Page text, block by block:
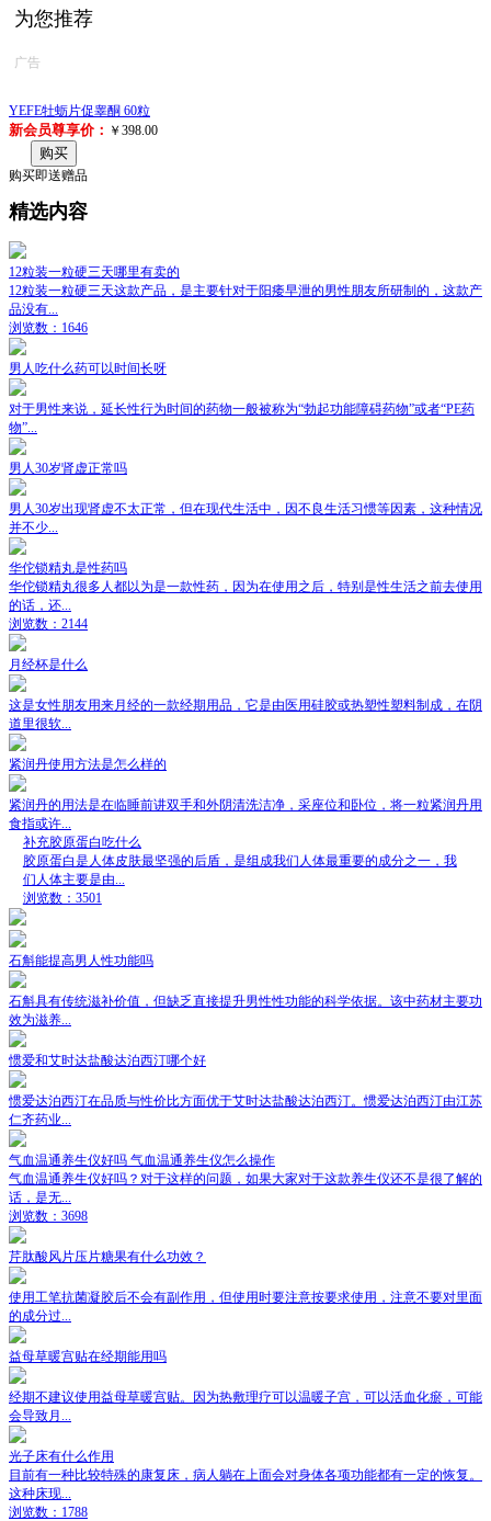
为您推荐
广告
YEFE牡蛎片促睾酮 60粒
新会员尊享价： ￥398.00
购买
购买即送赠品
精选内容
12粒装一粒硬三天哪里有卖的
12粒装一粒硬三天这款产品，是主要针对于阳痿早泄的男性朋友所研制的，这款产
品没有...
浏览数：1646
男人吃什么药可以时间长呀
对于男性来说，延长性行为时间的药物一般被称为“勃起功能障碍药物”或者“PE药
物”...
男人30岁肾虚正常吗
男人30岁出现肾虚不太正常，但在现代生活中，因不良生活习惯等因素，这种情况
并不少...
华佗锁精丸是性药吗
华佗锁精丸很多人都以为是一款性药，因为在使用之后，特别是性生活之前去使用
的话，还...
浏览数：2144
月经杯是什么
这是女性朋友用来月经的一款经期用品，它是由医用硅胶或热塑性塑料制成，在阴
道里很软...
紧润丹使用方法是怎么样的
紧润丹的用法是在临睡前讲双手和外阴清洗洁净，采座位和卧位，将一粒紧润丹用
食指或许...
补充胶原蛋白吃什么
胶原蛋白是人体皮肤最坚强的后盾，是组成我们人体最重要的成分之一，我
们人体主要是由...
浏览数：3501
石斛能提高男人性功能吗
石斛具有传统滋补价值，但缺乏直接提升男性性功能的科学依据。该中药材主要功
效为滋养...
惯爱和艾时达盐酸达泊西汀哪个好
惯爱达泊西汀在品质与性价比方面优于艾时达盐酸达泊西汀。惯爱达泊西汀由江苏
仁齐药业...
气血温通养生仪好吗 气血温通养生仪怎么操作
气血温通养生仪好吗？对于这样的问题，如果大家对于这款养生仪还不是很了解的
话，是无...
浏览数：3698
芹肽酸风片压片糖果有什么功效？
使用工笔抗菌凝胶后不会有副作用，但使用时要注意按要求使用，注意不要对里面
的成分过...
益母草暖宫贴在经期能用吗
经期不建议使用益母草暖宫贴。因为热敷理疗可以温暖子宫，可以活血化瘀，可能
会导致月...
光子床有什么作用
目前有一种比较特殊的康复床，病人躺在上面会对身体各项功能都有一定的恢复。
这种床现...
浏览数：1788